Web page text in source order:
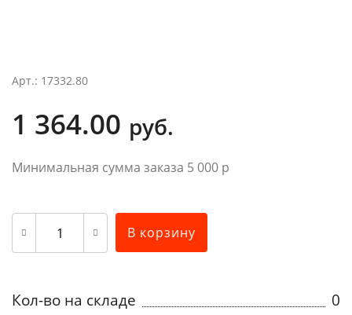
Арт.: 17332.80
1 364.00 руб.
Минимальная сумма заказа 5 000 р
В корзину
Кол-во на складе 0